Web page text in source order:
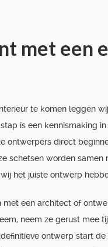
met een
te komen leggen
is een kennismaking in
ontwerpers direct
schetsen worden samen
het juiste ontwerp
met een architect of
neem ze gerust mee
ontwerp start